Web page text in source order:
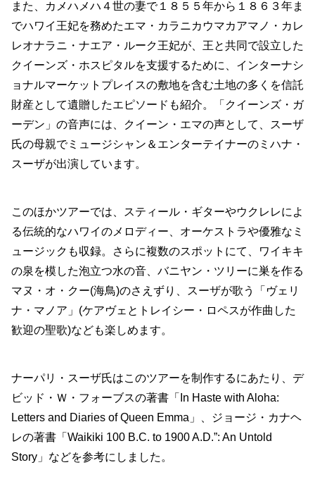
また、カメハメハ４世の妻で１８５５年から１８６３年ま
でハワイ王妃を務めたエマ・カラニカウマカアマノ・カレ
レオナラニ・ナエア・ルーク王妃が、王と共同で設立した
クイーンズ・ホスピタルを支援するために、インターナシ
ョナルマーケットプレイスの敷地を含む土地の多くを信託
財産として遺贈したエピソードも紹介。「クイーンズ・ガ
ーデン」の音声には、クイーン・エマの声として、スーザ
氏の母親でミュージシャン＆エンターテイナーのミハナ・
スーザが出演しています。
このほかツアーでは、スティール・ギターやウクレレによ
る伝統的なハワイのメロディー、オーケストラや優雅なミ
ュージックも収録。さらに複数のスポットにて、ワイキキ
の泉を模した泡立つ水の音、バニヤン・ツリーに巣を作る
マヌ・オ・クー(海鳥)のさえずり、スーザが歌う「ヴェリ
ナ・マノア」(ケアヴェとトレイシー・ロペスが作曲した
歓迎の聖歌)なども楽しめます。
ナーパリ・スーザ氏はこのツアーを制作するにあたり、デ
ビッド・Ｗ・フォーブスの著書「In Haste with Aloha:
Letters and Diaries of Queen Emma」、ジョージ・カナヘ
レの著書「Waikiki 100 B.C. to 1900 A.D.”: An Untold
Story」などを参考にしました。